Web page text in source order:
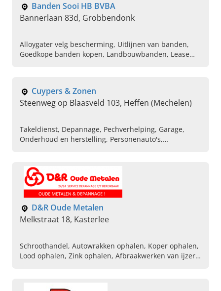
Banden Sooi HB BVBA
Bannerlaan 83d, Grobbendonk
Alloygater velg bescherming, Uitlijnen van banden,
Goedkope banden kopen, Landbouwbanden, Lease
Cuypers & Zonen
Steenweg op Blaasveld 103, Heffen (Mechelen)
Takeldienst, Depannage, Pechverhelping, Garage,
Onderhoud en herstelling, Personenauto's,
D&R Oude Metalen
Melkstraat 18, Kasterlee
Schroothandel, Autowrakken ophalen, Koper ophalen,
Lood ophalen, Zink ophalen, Afbraakwerken van ijzer,